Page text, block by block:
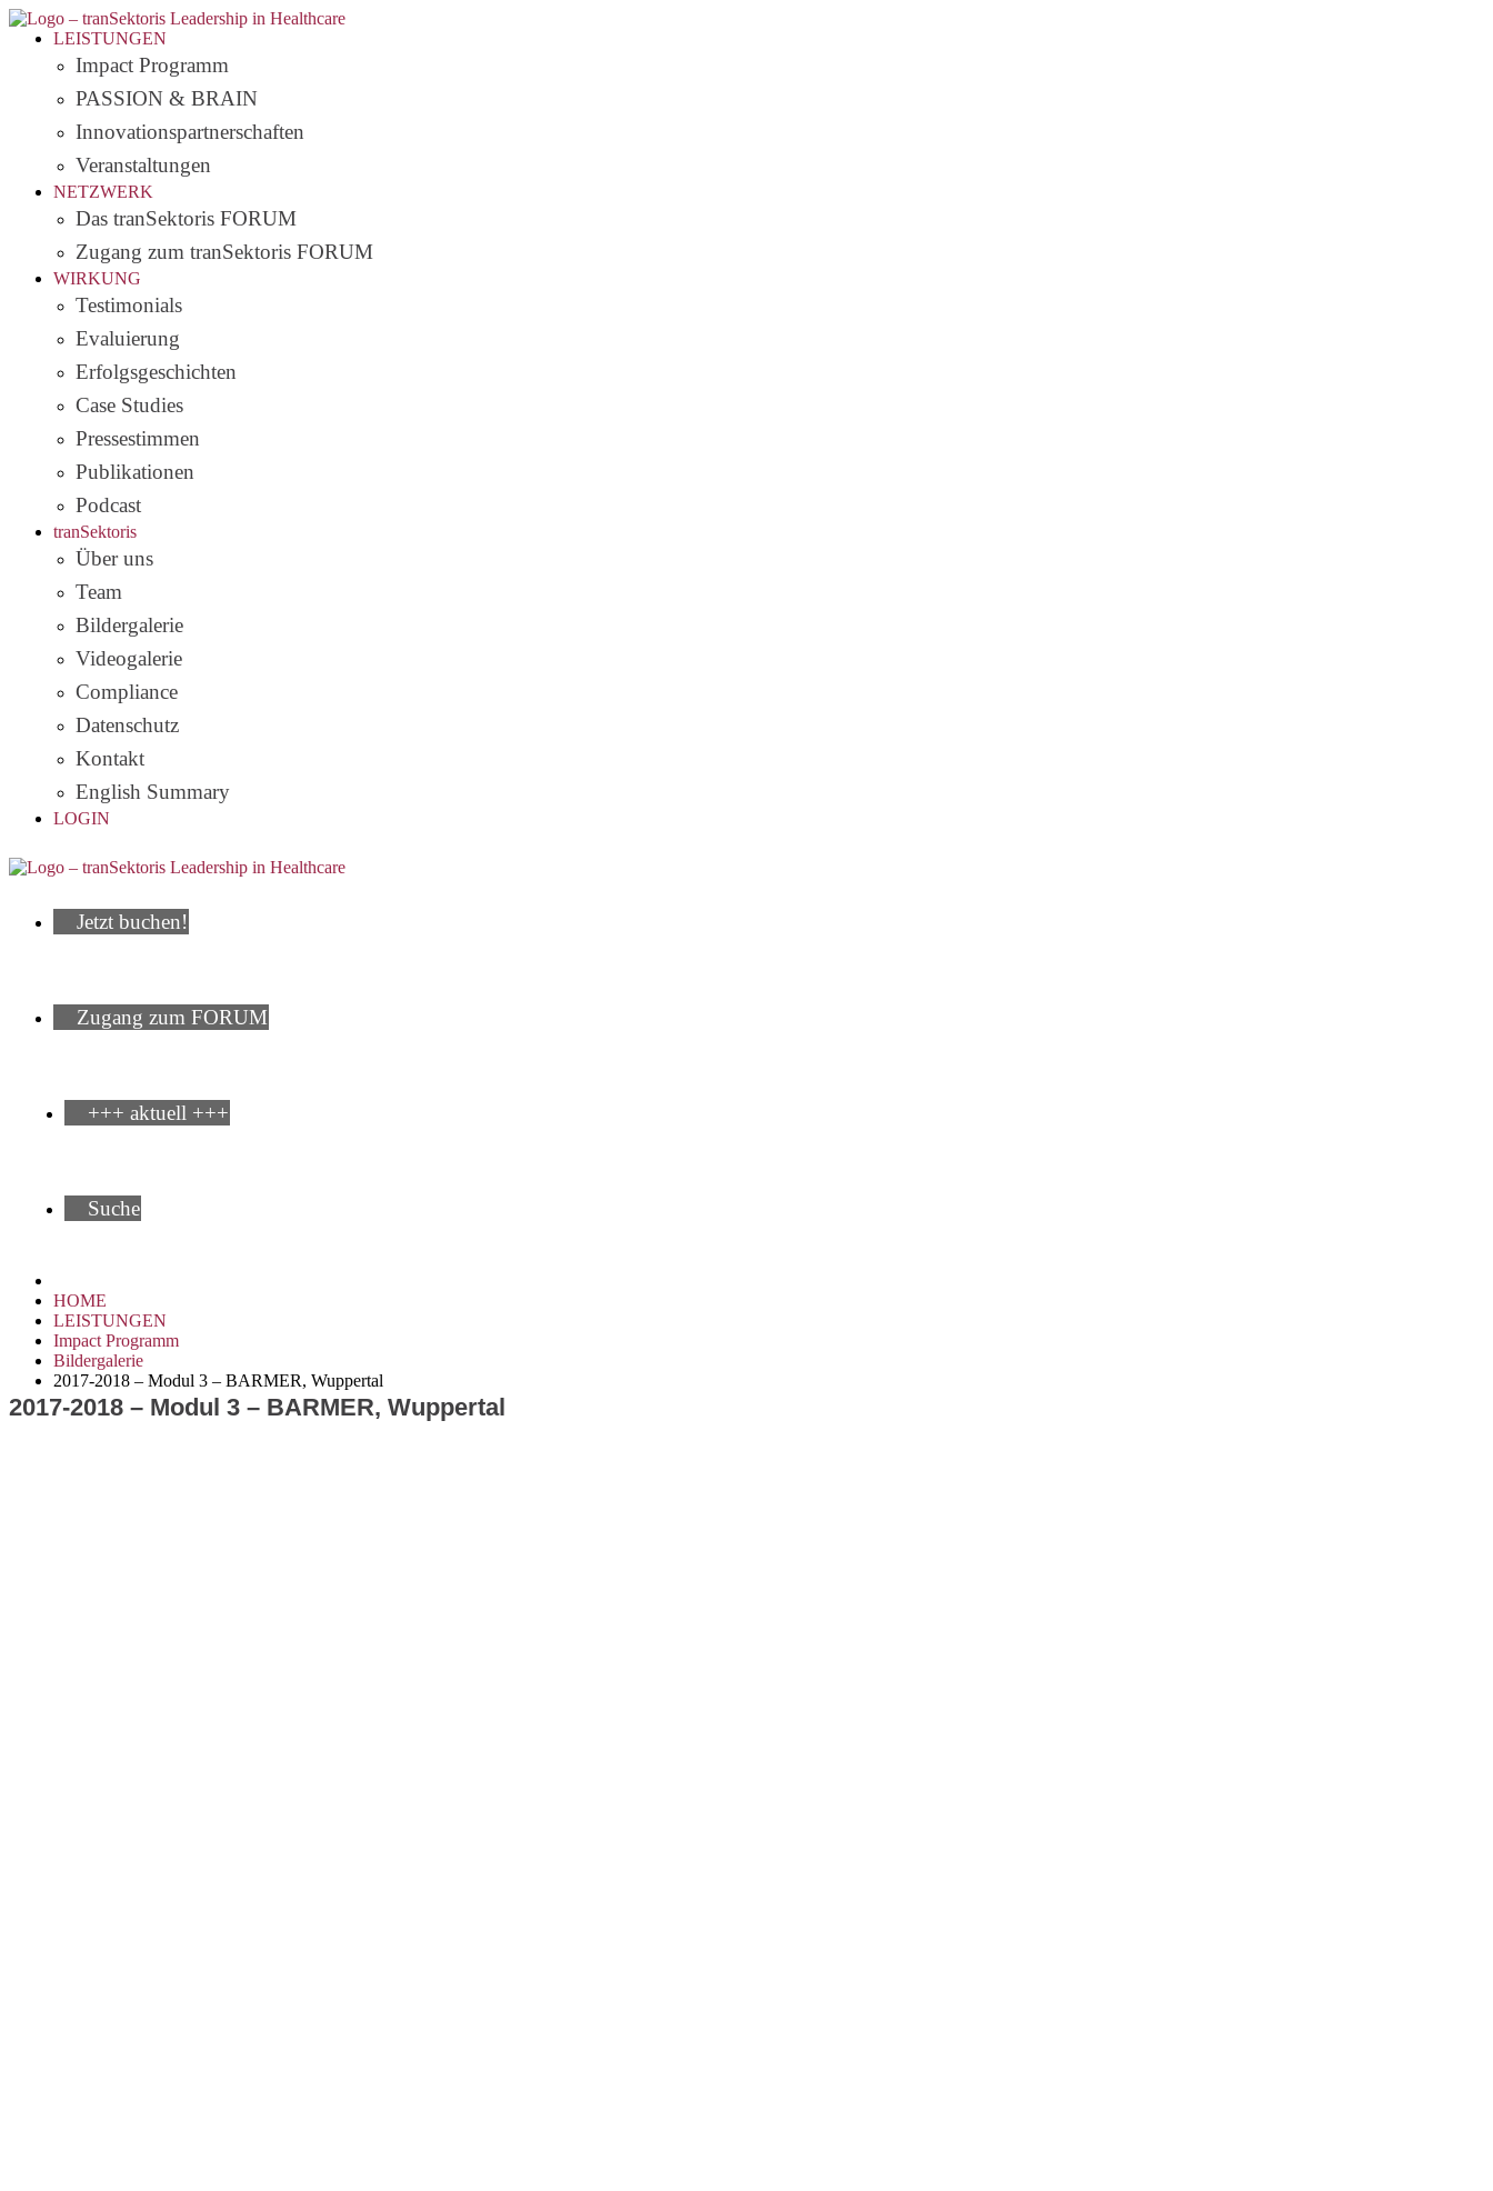
LEISTUNGEN
Impact Programm
PASSION & BRAIN
Innovationspartnerschaften
Veranstaltungen
NETZWERK
Das tranSektoris FORUM
Zugang zum tranSektoris FORUM
WIRKUNG
Testimonials
Evaluierung
Erfolgsgeschichten
Case Studies
Pressestimmen
Publikationen
Podcast
tranSektoris
Über uns
Team
Bildergalerie
Videogalerie
Compliance
Datenschutz
Kontakt
English Summary
LOGIN
Jetzt buchen!
Zugang zum FORUM
+++ aktuell +++
Suche
HOME
LEISTUNGEN
Impact Programm
Bildergalerie
2017-2018 – Modul 3 – BARMER, Wuppertal
2017-2018 – Modul 3 – BARMER, Wuppertal